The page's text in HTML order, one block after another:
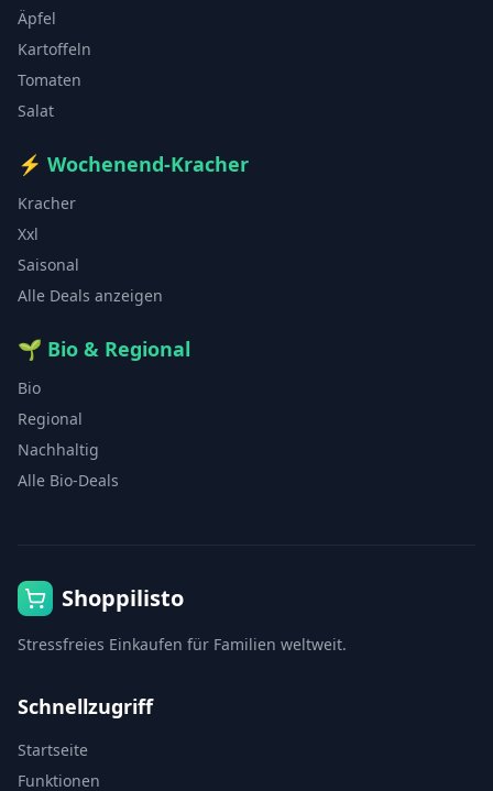
Äpfel
Kartoffeln
Tomaten
Salat
⚡ Wochenend-Kracher
Kracher
Xxl
Saisonal
Alle Deals anzeigen
🌱 Bio & Regional
Bio
Regional
Nachhaltig
Alle Bio-Deals
Shoppilisto
Stressfreies Einkaufen für Familien weltweit.
Schnellzugriff
Startseite
Funktionen